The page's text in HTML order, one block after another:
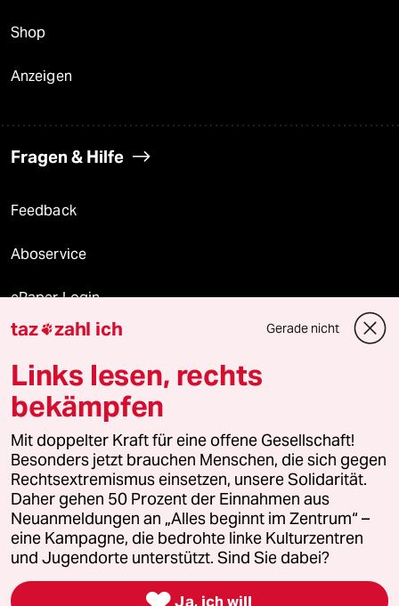
Shop
Anzeigen
Fragen & Hilfe
Feedback
Aboservice
ePaper Login
Downloads für Abonnierende
© 2026 taz Verlags und Vertriebs GmbH
Alle Rechte vorbehalten. Bei rechtlichen Fragen oder für Genehmigungen
wenden Sie sich bitte an
lizenzen@taz.de
Feedback Redaktionsstatut Kommune-Richtlinien
Leitlinie Informant Datenschutz Impressum AGB
Seitenwende Einwilligungen widerrufen (Ads)
taz zahl ich Gerade nicht
Links lesen, rechts
bekämpfen
Mit doppelter Kraft für eine offene Gesellschaft!
Besonders jetzt brauchen Menschen, die sich gegen
Rechtsextremismus einsetzen, unsere Solidarität.
Daher gehen 50 Prozent der Einnahmen aus
Neuanmeldungen an „Alles beginnt im Zentrum“ –
eine Kampagne, die bedrohte linke Kulturzentren
und Jugendorte unterstützt. Sind Sie dabei?
Ja, ich will